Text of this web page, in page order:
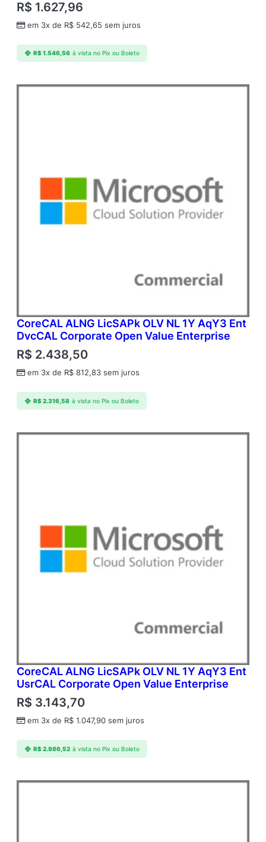
R$ 1.627,96
em 3x de R$ 542,65 sem juros
R$1.546,56 à vista no Pix ou Boleto
CoreCAL ALNG LicSAPk OLV NL 1Y AqY3 Ent
DvcCAL Corporate Open Value Enterprise
R$ 2.438,50
em 3x de R$ 812,83 sem juros
R$2.316,58 à vista no Pix ou Boleto
CoreCAL ALNG LicSAPk OLV NL 1Y AqY3 Ent
UsrCAL Corporate Open Value Enterprise
R$ 3.143,70
em 3x de R$ 1.047,90 sem juros
R$2.986,52 à vista no Pix ou Boleto